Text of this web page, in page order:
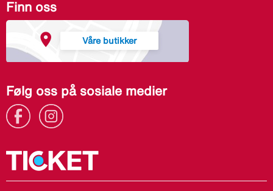
Finn oss
Våre butikker
Følg oss på sosiale medier